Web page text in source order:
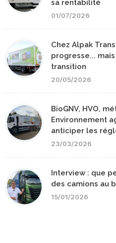
sa rentabilité
01/07/2026
Chez Alpak
progresse...
transition
20/05/2026
BioGNV, HVO,
Environnement
anticiper les
23/03/2026
Interview : que
des camions au
15/01/2026